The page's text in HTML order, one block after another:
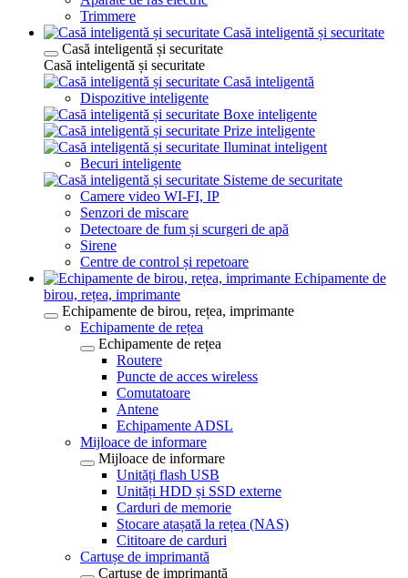
Trimmere
Casă inteligentă și securitate
Casă inteligentă și securitate
Casă inteligentă și securitate
Casă inteligentă
Dispozitive inteligente
Boxe inteligente
Prize inteligente
Iluminat inteligent
Becuri inteligente
Sisteme de securitate
Camere video WI-FI, IP
Senzori de miscare
Detectoare de fum și scurgeri de apă
Sirene
Centre de control și repetoare
Echipamente de
birou, rețea, imprimante
Echipamente de birou, rețea, imprimante
Echipamente de rețea
Echipamente de rețea
Routere
Puncte de acces wireless
Comutatoare
Antene
Echipamente ADSL
Mijloace de informare
Mijloace de informare
Unități flash USB
Unități HDD și SSD externe
Carduri de memorie
Stocare atașată la rețea (NAS)
Cititoare de carduri
Cartușe de imprimantă
Cartușe de imprimantă